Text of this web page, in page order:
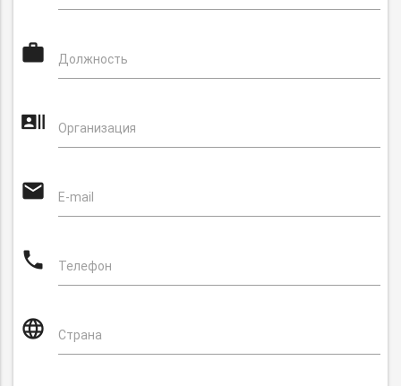
work Должность
recent_actors Организация
email E-mail
phone Телефон
language Страна